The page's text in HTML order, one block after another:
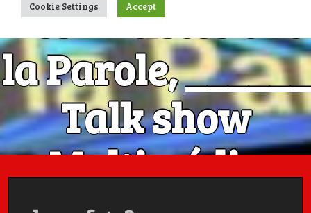
Les Artistes ont
la Parole, ______
Talk show
Multimédia
Cookie Settings Accept